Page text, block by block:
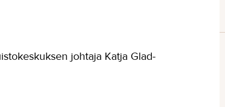
johtaja Katja Glad-